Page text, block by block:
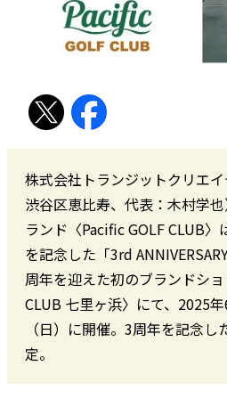
株式会社トランジットクリエ
渋谷区恵比寿、代表：木村学
ランド〈Pacific GOLF CLUB
を記念した「3rd
周年を迎えた初のブランドシ
CLUB 七里ヶ浜〉にて、2025
（日）に開催。3周年を記念
定。